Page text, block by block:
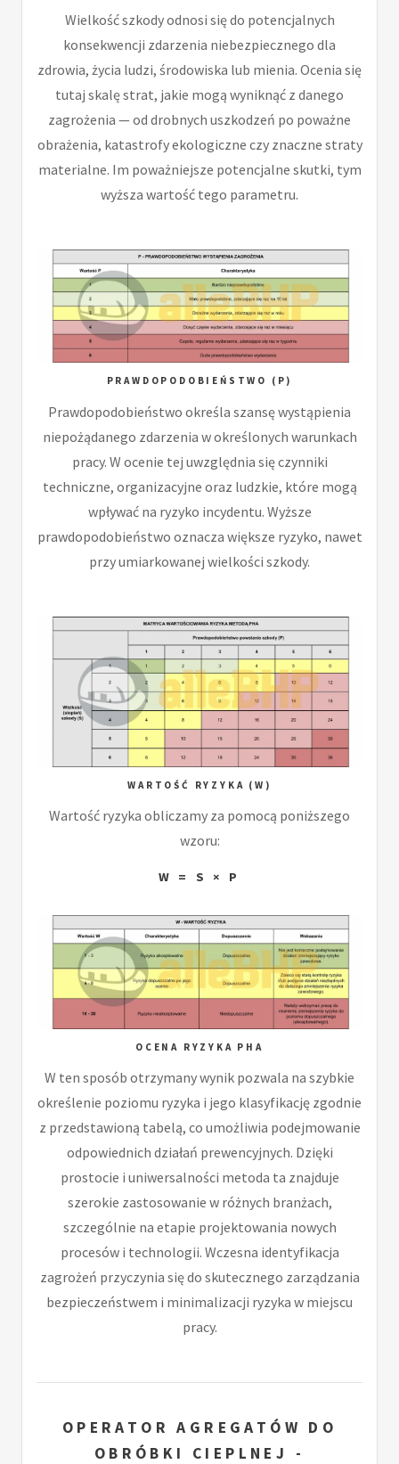
Wielkość szkody odnosi się do potencjalnych
konsekwencji zdarzenia niebezpiecznego dla
zdrowia, życia ludzi, środowiska lub mienia. Ocenia się
tutaj skalę strat, jakie mogą wyniknąć z danego
zagrożenia — od drobnych uszkodzeń po poważne
obrażenia, katastrofy ekologiczne czy znaczne straty
materialne. Im poważniejsze potencjalne skutki, tym
wyższa wartość tego parametru.
PRAWDOPODOBIEŃSTWO (P)
Prawdopodobieństwo określa szansę wystąpienia
niepożądanego zdarzenia w określonych warunkach
pracy. W ocenie tej uwzględnia się czynniki
techniczne, organizacyjne oraz ludzkie, które mogą
wpływać na ryzyko incydentu. Wyższe
prawdopodobieństwo oznacza większe ryzyko, nawet
przy umiarkowanej wielkości szkody.
WARTOŚĆ RYZYKA (W)
Wartość ryzyka obliczamy za pomocą poniższego
wzoru:
W = S × P
OCENA RYZYKA PHA
W ten sposób otrzymany wynik pozwala na szybkie
określenie poziomu ryzyka i jego klasyfikację zgodnie
z przedstawioną tabelą, co umożliwia podejmowanie
odpowiednich działań prewencyjnych. Dzięki
prostocie i uniwersalności metoda ta znajduje
szerokie zastosowanie w różnych branżach,
szczególnie na etapie projektowania nowych
procesów i technologii. Wczesna identyfikacja
zagrożeń przyczynia się do skutecznego zarządzania
bezpieczeństwem i minimalizacji ryzyka w miejscu
pracy.
OPERATOR AGREGATÓW DO
OBRÓBKI CIEPLNEJ -